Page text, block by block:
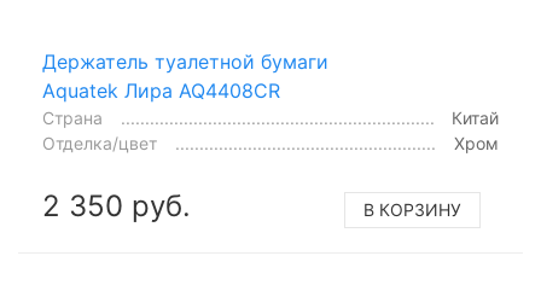
Держатель туалетной бумаги
Aquatek Лира AQ4408CR
Страна
Китай
Отделка/цвет
Хром
2 350 руб. В КОРЗИНУ